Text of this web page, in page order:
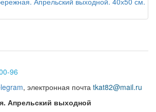
96
, электронная почта tkat82@mail.ru
Апрельский выходной